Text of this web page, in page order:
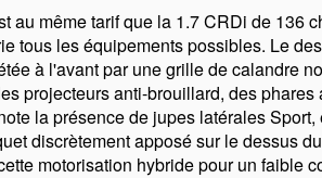
au même tarif que la 1.7 CRDi de 136
tous les équipements possibles. Le
à l'avant par une grille de calandre
projecteurs anti-brouillard, des
la présence de jupes latérales
discrètement apposé sur le dessus
motorisation hybride pour un faible